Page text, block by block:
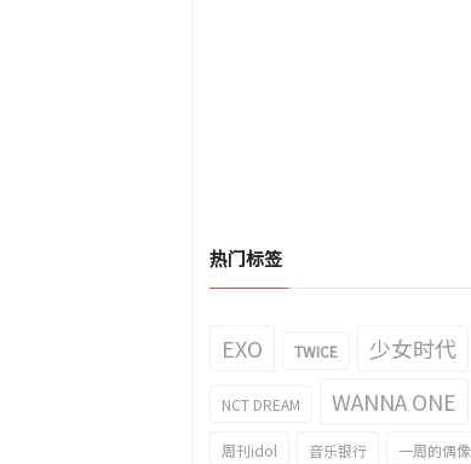
热门标签
EXO TWICE 少女时代
NCT DREAM WANNA ONE
周刊idol 音乐银行 一周的偶像